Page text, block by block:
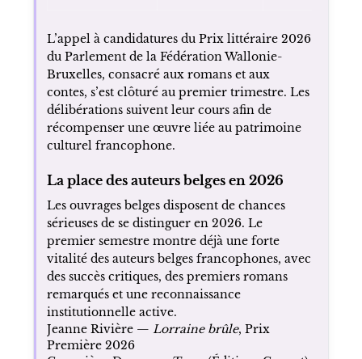
L’appel à candidatures du Prix littéraire 2026
du Parlement de la Fédération Wallonie-
Bruxelles, consacré aux romans et aux
contes, s’est clôturé au premier trimestre. Les
délibérations suivent leur cours afin de
récompenser une œuvre liée au patrimoine
culturel francophone.
La place des auteurs belges en 2026
Les ouvrages belges disposent de chances
sérieuses de se distinguer en 2026. Le
premier semestre montre déjà une forte
vitalité des auteurs belges francophones, avec
des succès critiques, des premiers romans
remarqués et une reconnaissance
institutionnelle active.
Jeanne Rivière — Lorraine brûle, Prix
Première 2026